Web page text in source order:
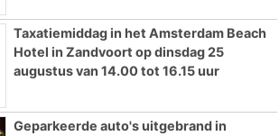
Taxatiemiddag in het Amsterdam Beach
Hotel in Zandvoort op dinsdag 25
augustus van 14.00 tot 16.15 uur
Geparkeerde auto's uitgebrand in